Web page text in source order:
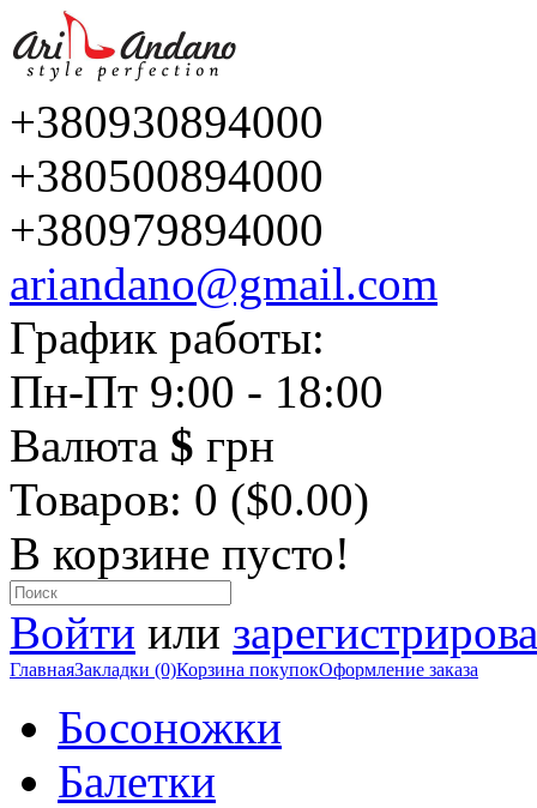
+380930894000
+380500894000
+380979894000
ariandano@gmail.com
График работы:
Пн-Пт 9:00 - 18:00
Валюта $ грн
Товаров: 0 ($0.00)
В корзине пусто!
Войти или
ГлавнаяЗакладки (0)Корзина покупокОформление заказа
Босоножки
Балетки